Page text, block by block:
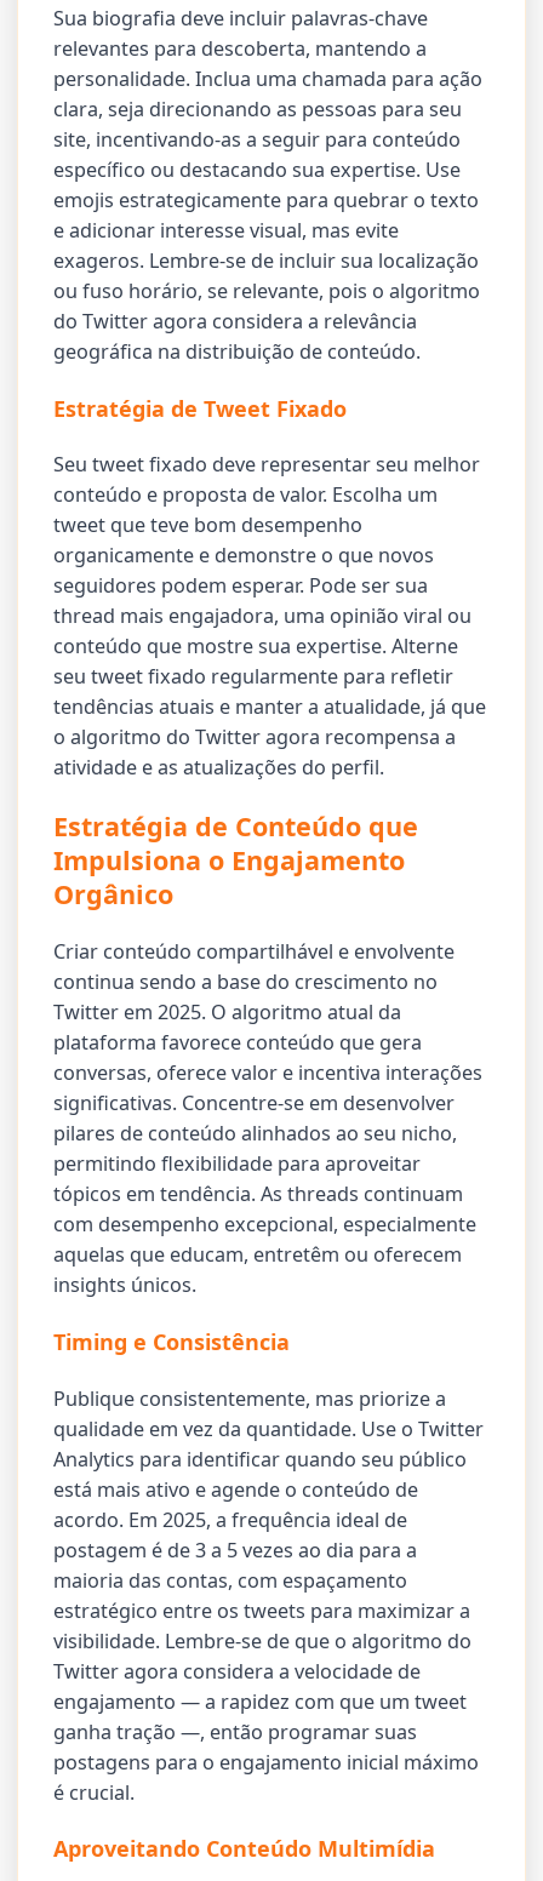
Sua biografia deve incluir palavras-chave
relevantes para descoberta, mantendo a
personalidade. Inclua uma chamada para ação
clara, seja direcionando as pessoas para seu
site, incentivando-as a seguir para conteúdo
específico ou destacando sua expertise. Use
emojis estrategicamente para quebrar o texto
e adicionar interesse visual, mas evite
exageros. Lembre-se de incluir sua localização
ou fuso horário, se relevante, pois o algoritmo
do Twitter agora considera a relevância
geográfica na distribuição de conteúdo.
Estratégia de Tweet Fixado
Seu tweet fixado deve representar seu melhor
conteúdo e proposta de valor. Escolha um
tweet que teve bom desempenho
organicamente e demonstre o que novos
seguidores podem esperar. Pode ser sua
thread mais engajadora, uma opinião viral ou
conteúdo que mostre sua expertise. Alterne
seu tweet fixado regularmente para refletir
tendências atuais e manter a atualidade, já que
o algoritmo do Twitter agora recompensa a
atividade e as atualizações do perfil.
Estratégia de Conteúdo que
Impulsiona o Engajamento
Orgânico
Criar conteúdo compartilhável e envolvente
continua sendo a base do crescimento no
Twitter em 2025. O algoritmo atual da
plataforma favorece conteúdo que gera
conversas, oferece valor e incentiva interações
significativas. Concentre-se em desenvolver
pilares de conteúdo alinhados ao seu nicho,
permitindo flexibilidade para aproveitar
tópicos em tendência. As threads continuam
com desempenho excepcional, especialmente
aquelas que educam, entretêm ou oferecem
insights únicos.
Timing e Consistência
Publique consistentemente, mas priorize a
qualidade em vez da quantidade. Use o Twitter
Analytics para identificar quando seu público
está mais ativo e agende o conteúdo de
acordo. Em 2025, a frequência ideal de
postagem é de 3 a 5 vezes ao dia para a
maioria das contas, com espaçamento
estratégico entre os tweets para maximizar a
visibilidade. Lembre-se de que o algoritmo do
Twitter agora considera a velocidade de
engajamento — a rapidez com que um tweet
ganha tração —, então programar suas
postagens para o engajamento inicial máximo
é crucial.
Aproveitando Conteúdo Multimídia